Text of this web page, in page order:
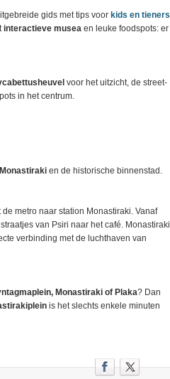
gids met tips voor kids en tieners
interactieve musea en leuke foodspots: er
voor het uitzicht, de street-
in het centrum.
Monastiraki en de historische binnenstad.
metro naar station Monastiraki. Vanaf
van Psiri naar het café. Monastiraki
verbinding met de luchthaven van
Monastiraki of Plaka? Dan
is het slechts enkele minuten